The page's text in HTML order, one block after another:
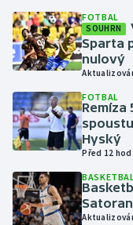
Lyže a snowboard
Moderní pětiboj
Motorsport
Olympijské hry
Parasport
Plavání
FOTBAL
SOUHRN
Sparta
nulový
FOTBAL
Remíza
Hyský
Před 12 hod